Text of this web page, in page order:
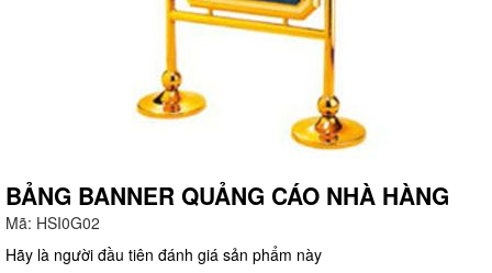
BẢNG BANNER QUẢNG CÁO NHÀ HÀNG
Mã: HSI0G02
Hãy là người đầu tiên đánh giá sản phẩm này